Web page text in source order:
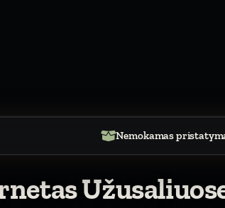
Nemokamas